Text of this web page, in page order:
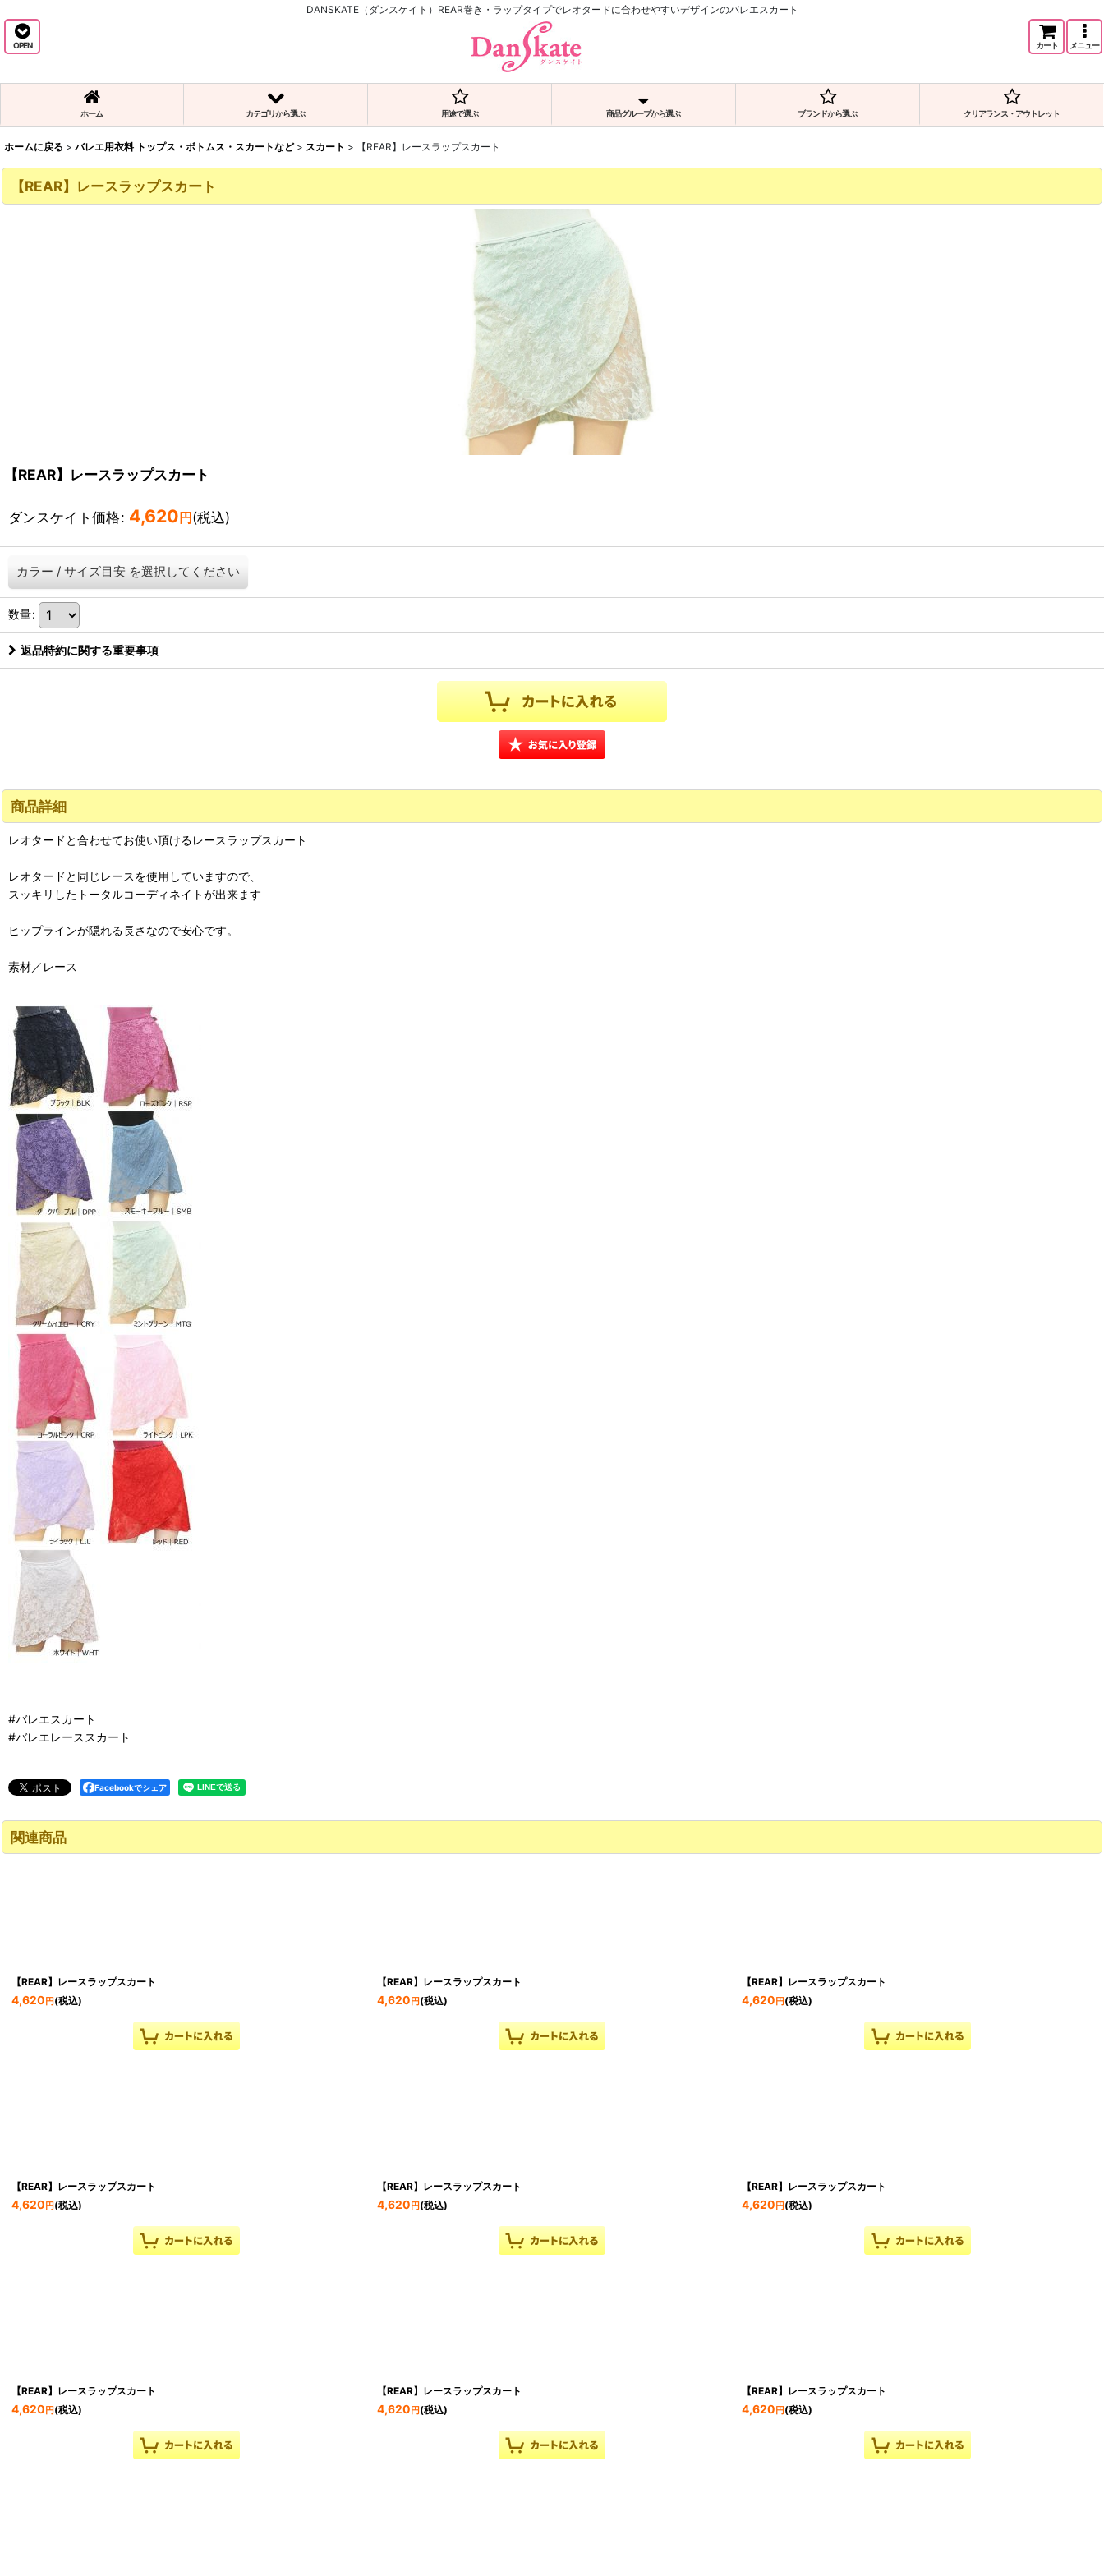
DANSKATE（ダンスケイト）REAR巻き・ラップタイプでレオタードに合わせやすいデザインのバレエスカート
OPEN カート メニュー
ホーム カテゴリから選ぶ 用途で選ぶ 商品グループから選ぶ ブランドから選ぶ クリアランス・アウトレット
ホームに戻る > バレエ用衣料 トップス・ボトムス・スカートなど > スカート > 【REAR】レースラップスカート
【REAR】レースラップスカート
【REAR】レースラップスカート
ダンスケイト価格: 4,620 円 (税込)
カラー / サイズ目安 を選択してください
数量:
返品特約に関する重要事項
商品詳細
レオタードと合わせてお使い頂けるレースラップスカート
レオタードと同じレースを使用していますので、
スッキリしたトータルコーディネイトが出来ます
ヒップラインが隠れる長さなので安心です。
素材／レース
#バレエスカート
#バレエレーススカート
Facebookでシェア
関連商品
【REAR】レースラップスカート
4,620 円 (税込)
【REAR】レースラップスカート
4,620 円(税込)
【REAR】レースラップスカート
4,620 円 (税込)
【REAR】レースラップスカート
4,620 円 (税込)
【REAR】レースラップスカート
4,620 円(税込)
【REAR】レースラップスカート
4,620 円 (税込)
【REAR】レースラップスカート
4,620 円 (税込)
【REAR】レースラップスカート
4,620 円(税込)
【REAR】レースラップスカート
4,620 円 (税込)